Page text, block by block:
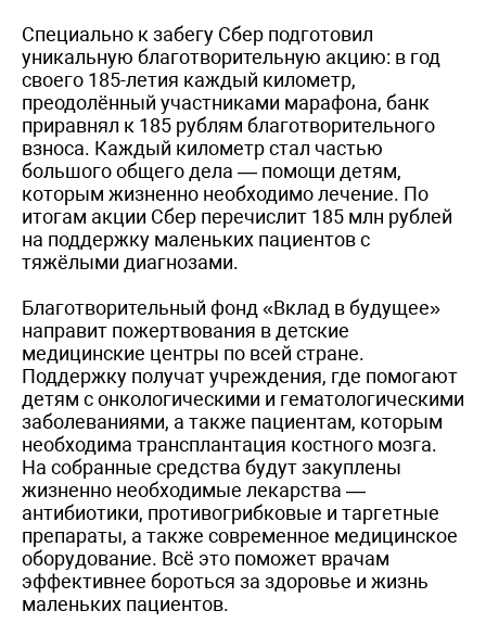
Специально к забегу Сбер подготовил
уникальную благотворительную акцию: в год
своего 185-летия каждый километр,
преодолённый участниками марафона, банк
приравнял к 185 рублям благотворительного
взноса. Каждый километр стал частью
большого общего дела — помощи детям,
которым жизненно необходимо лечение. По
итогам акции Сбер перечислит 185 млн рублей
на поддержку маленьких пациентов с
тяжёлыми диагнозами.
Благотворительный фонд «Вклад в будущее»
направит пожертвования в детские
медицинские центры по всей стране.
Поддержку получат учреждения, где помогают
детям с онкологическими и гематологическими
заболеваниями, а также пациентам, которым
необходима трансплантация костного мозга.
На собранные средства будут закуплены
жизненно необходимые лекарства —
антибиотики, противогрибковые и таргетные
препараты, а также современное медицинское
оборудование. Всё это поможет врачам
эффективнее бороться за здоровье и жизнь
маленьких пациентов.